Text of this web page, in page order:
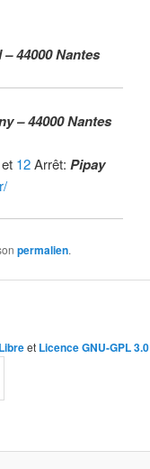
44000 Nantes
– 44000 Nantes
et 12Arrêt: Pipay
permalien.
et Licence GNU-GPL 3.0